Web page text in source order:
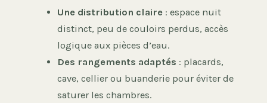
Une distribution claire : espace nuit
distinct, peu de couloirs perdus, accès
logique aux pièces d’eau.
Des rangements adaptés : placards,
cave, cellier ou buanderie pour éviter de
saturer les chambres.